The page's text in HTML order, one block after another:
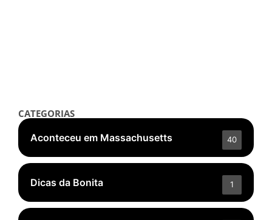
CATEGORIAS
Aconteceu em Massachusetts
40
Dicas da Bonita 1